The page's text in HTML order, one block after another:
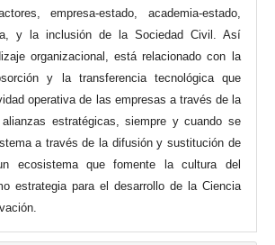
empresa-estado, academia-estado,
y la inclusión de la Sociedad Civil. Así
organizacional, está relacionado con la
y la transferencia tecnológica que
operativa de las empresas a través de la
estratégicas, siempre y cuando se
a través de la difusión y sustitución de
ecosistema que fomente la cultura del
estrategia para el desarrollo de la Ciencia